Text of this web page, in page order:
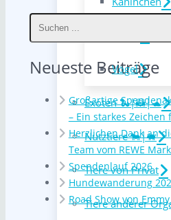
Vögel
Exoten 🐍|🦝|🐢
Nutztiere 🐄|🐖
Tiere von Privat
Tiere anderer
Neueste Beiträge
Großartige
– Ein starkes
Herzlichen Dank an
Team vom REWE
Spendenlauf 2026
Hundewanderung
Road Show von